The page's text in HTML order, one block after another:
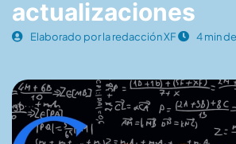
actualizaciones
Elaborado por la redacción XF 4 min